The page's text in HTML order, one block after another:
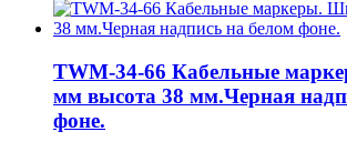
TWM-34-66 Кабельные
мм высота 38 мм.Черная
фоне.